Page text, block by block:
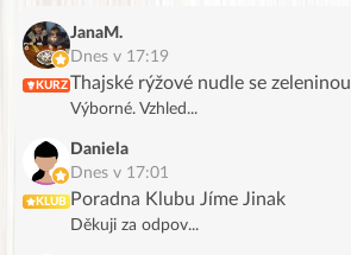
KURZ
JanaM.
Dnes v 17:19
Thajské rýžové nudle se zeleninou
Výborné. Vzhled...
KLUB
Daniela
Dnes v 17:01
Poradna Klubu Jíme Jinak
Děkuji za odpov...